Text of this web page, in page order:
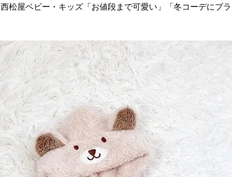
西松屋ベビー・キッズ「お値段まで可愛い」「冬コーデにプ